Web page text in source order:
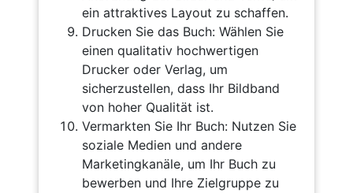
ein attraktives Layout zu schaffen.
Drucken Sie das Buch: Wählen Sie
einen qualitativ hochwertigen
Drucker oder Verlag, um
sicherzustellen, dass Ihr Bildband
von hoher Qualität ist.
Vermarkten Sie Ihr Buch: Nutzen Sie
soziale Medien und andere
Marketingkanäle, um Ihr Buch zu
bewerben und Ihre Zielgruppe zu